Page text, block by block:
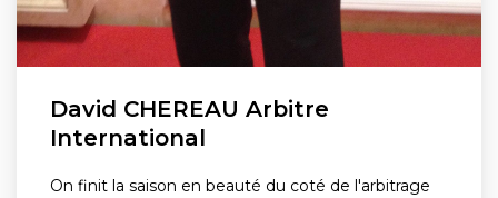
David CHEREAU Arbitre
International
On finit la saison en beauté du coté de l'arbitrage